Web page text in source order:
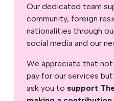
Our dedicated team
community, foreign
nationalities through
social media and our
We appreciate that
pay for our services
ask you to support